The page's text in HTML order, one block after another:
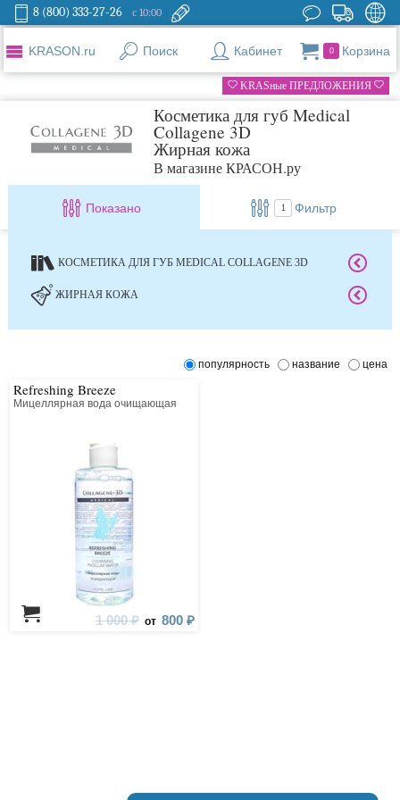
8 (800) 333-27-26 с 10:00
KRASON.ru Поиск Кабинет 0 Корзина
KRASные ПРЕДЛОЖЕНИЯ
Косметика для губ Medical
Collagene 3D
Жирная кожа
В магазине КРАСОН.ру
Показано 1 Фильтр
КОСМЕТИКА ДЛЯ ГУБ MEDICAL COLLAGENE 3D
ЖИРНАЯ КОЖА
популярность название цена
Refreshing Breeze
Мицеллярная вода очищающая
1 000 ₽ от 800 ₽